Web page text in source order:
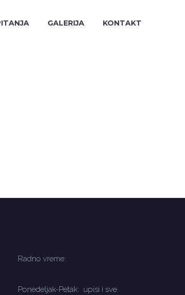
GALERIJA KONTAKT
Radno vreme:
Ponedeljak-Petak: upisi i sve